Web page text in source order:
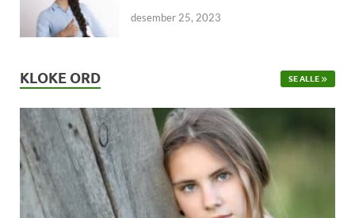
desember 25, 2023
KLOKE ORD SE ALLE